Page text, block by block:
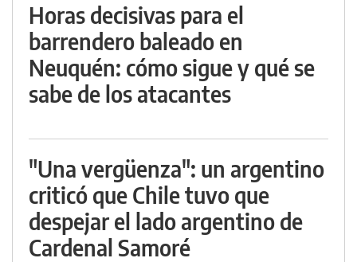
Horas decisivas para el
barrendero baleado en
Neuquén: cómo sigue y qué se
sabe de los atacantes
"Una vergüenza": un argentino
criticó que Chile tuvo que
despejar el lado argentino de
Cardenal Samoré